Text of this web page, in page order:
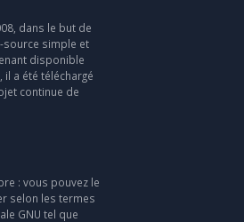
dans le but de
source simple et
disponible
il a été téléchargé
continue de
: vous pouvez le
selon les termes
GNU tel que